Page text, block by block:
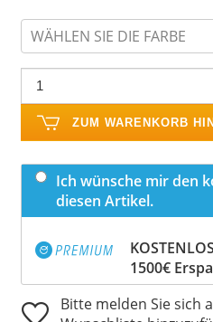
WÄHLEN SIE DIE FARBE
ZUM WARENKORB
Ich wünsche mir den
diesen Artikel.
1500€
Bitte melden Sie sich